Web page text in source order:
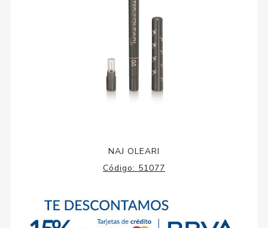
NAJ OLEARI
Código: 51077